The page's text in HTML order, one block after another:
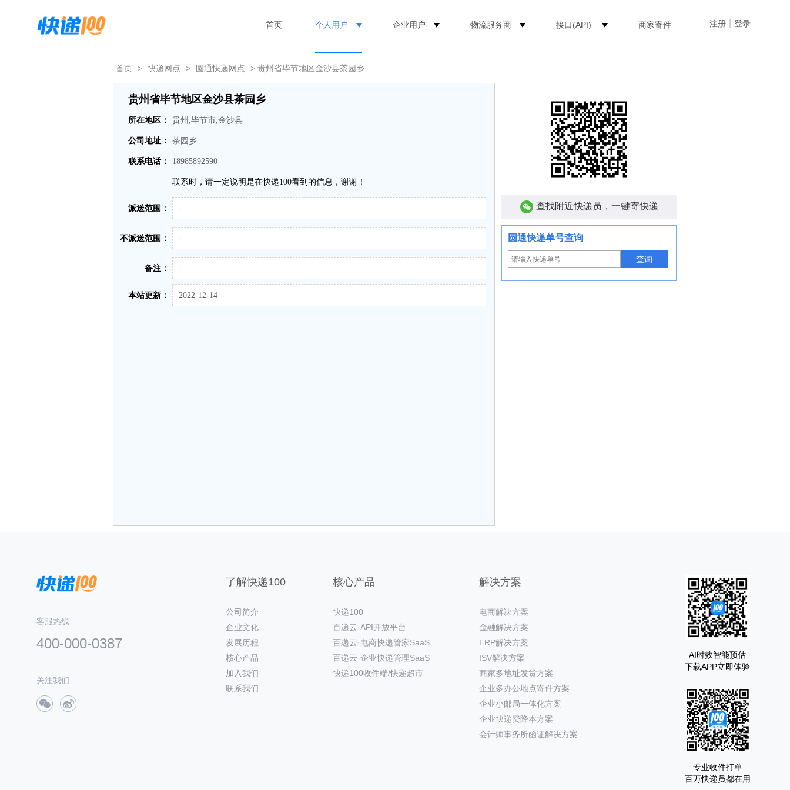
注册 登录
首页 个人用户 企业用户 物流服务商 接口(API) 商家寄件
首页 > 快递网点 > 圆通快递网点 > 贵州省毕节地区金沙县茶园乡
贵州省毕节地区金沙县茶园乡
所在地区： 贵州,毕节市,金沙县
公司地址： 茶园乡
联系电话： 18985892590
联系时，请一定说明是在快递100看到的信息，谢谢！
派送范围： -
不派送范围： -
备注： -
本站更新： 2022-12-14
查找附近快递员，一键寄快递
圆通快递单号查询
查询
客服热线
400-000-0387
关注我们
了解快递100
公司简介
企业文化
发展历程
核心产品
加入我们
联系我们
核心产品
快递100
百递云·API开放平台
百递云·电商快递管家SaaS
百递云·企业快递管理SaaS
快递100收件端/快递超市
解决方案
电商解决方案
金融解决方案
ERP解决方案
ISV解决方案
商家多地址发货方案
企业多办公地点寄件方案
企业小邮局一体化方案
企业快递费降本方案
会计师事务所函证解决方案
AI时效智能预估
下载APP立即体验
专业收件打单
百万快递员都在用